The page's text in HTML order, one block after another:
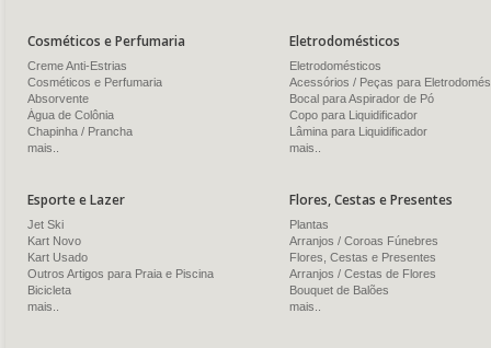
Cosméticos e Perfumaria
Creme Anti-Estrias
Cosméticos e Perfumaria
Absorvente
Água de Colônia
Chapinha / Prancha
mais..
Eletrodomésticos
Eletrodomésticos
Acessórios / Peças para
Bocal para Aspirador de Pó
Copo para Liquidificador
Lâmina para Liquidificador
mais..
Esporte e Lazer
Jet Ski
Kart Novo
Kart Usado
Outros Artigos para Praia e Piscina
Bicicleta
mais..
Flores, Cestas e Presentes
Plantas
Arranjos / Coroas Fúnebres
Flores, Cestas e Presentes
Arranjos / Cestas de Flores
Bouquet de Balões
mais..